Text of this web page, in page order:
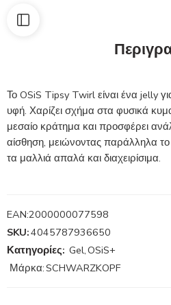
Το OSiS Tipsy Twirl είναι ένα jelly
υφή. Χαρίζει σχήμα στα φυσικά
μεσαίο κράτημα και προσφέρει
αίσθηση, μειώνοντας παράλληλα
τα μαλλιά απαλά και διαχειρίσιμα.
EAN:2000000077598
SKU:4045787936650
Κατηγορίες: Gel,OSiS+
Μάρκα:SCHWARZKOPF